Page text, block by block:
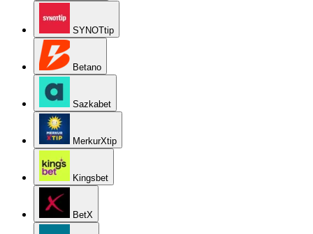
SYNOTtip
Betano
Sazkabet
MerkurXtip
Kingsbet
BetX